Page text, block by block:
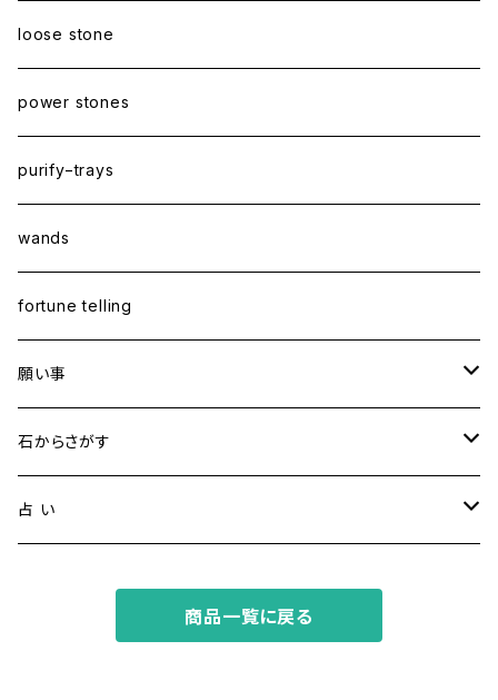
loose stone
power stones
purify−trays
wands
fortune telling
願い事
健康・恋愛・愛情
精神安定・安らぎ
金運・ビジネス
石からさがす
アイオライト
占 い
ホロスコープ占星術
商品一覧に戻る